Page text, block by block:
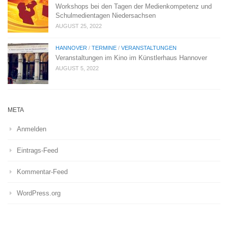
Workshops bei den Tagen der Medienkompetenz und
Schulmedientagen Niedersachsen
AUGUST 25, 2022
HANNOVER / TERMINE / VERANSTALTUNGEN
Veranstaltungen im Kino im Künstlerhaus Hannover
AUGUST 5, 2022
META
Anmelden
Eintrags-Feed
Kommentar-Feed
WordPress.org